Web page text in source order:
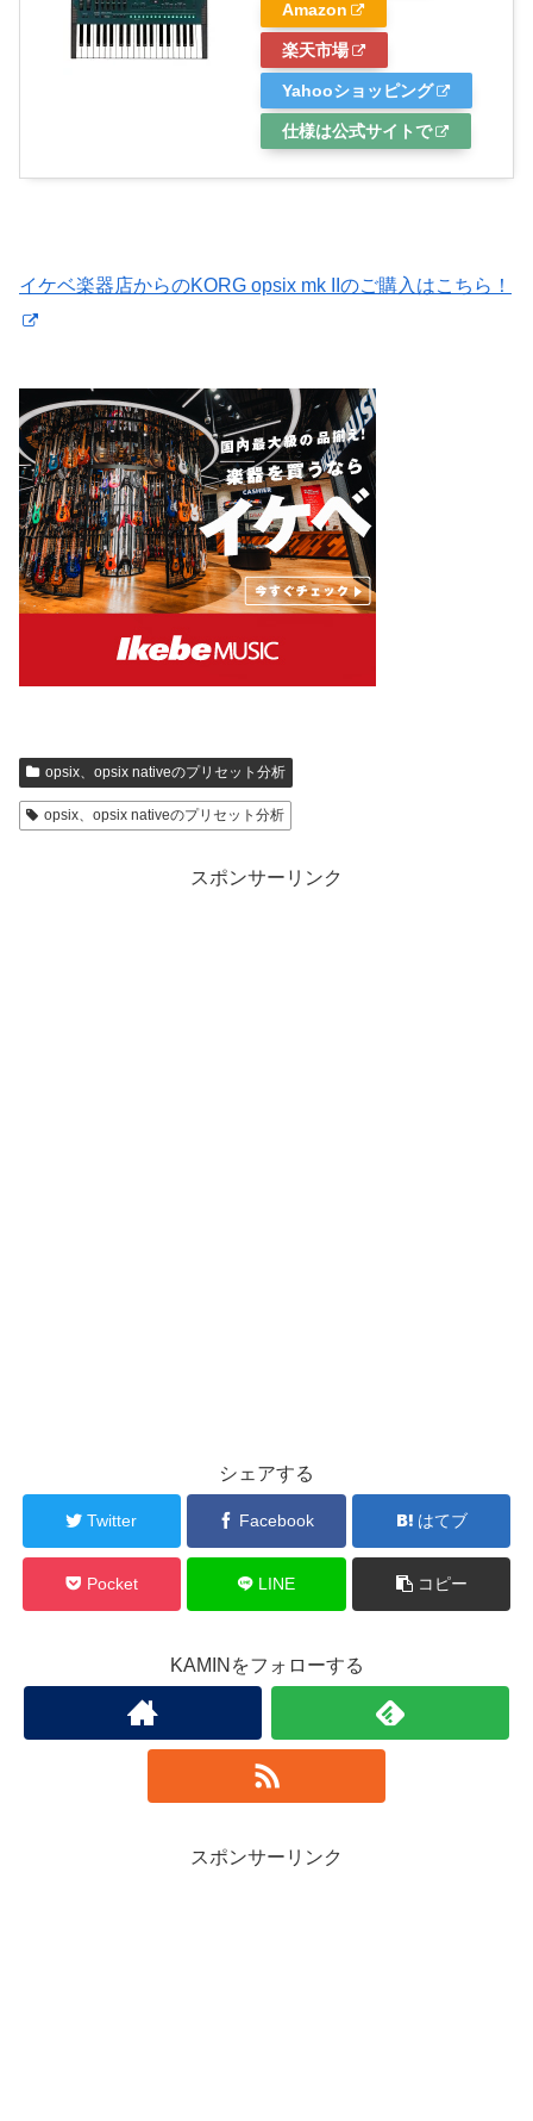
Amazon
楽天市場
Yahooショッピング
仕様は公式サイトで
イケベ楽器店からのKORG opsix mk IIのご購入はこちら！
opsix、opsix nativeのプリセット分析
opsix、opsix nativeのプリセット分析
スポンサーリンク
シェアする
Twitter Facebook はてブ
Pocket LINE コピー
KAMINをフォローする
スポンサーリンク